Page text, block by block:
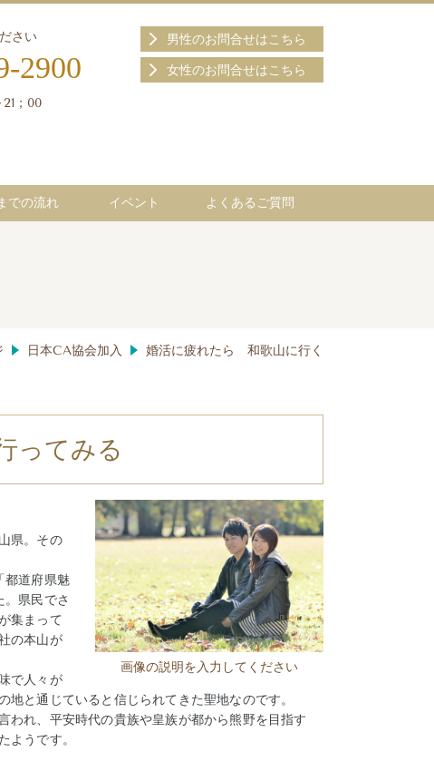
せください
2900
；00
男性のお問合せはこちら
女性のお問合せはこちら
での流れ イベント よくあるご質問
日本CA協会加入 婚活に疲れたら 和歌山に行く
ってみる
画像の説明を入力してください
県。その
都道府県魅
県民でさ
集まって
の本山が
で人々が
と通じていると信じられてきた聖地なのです。
われ、平安時代の貴族や皇族が都から熊野を目指す
ようです。